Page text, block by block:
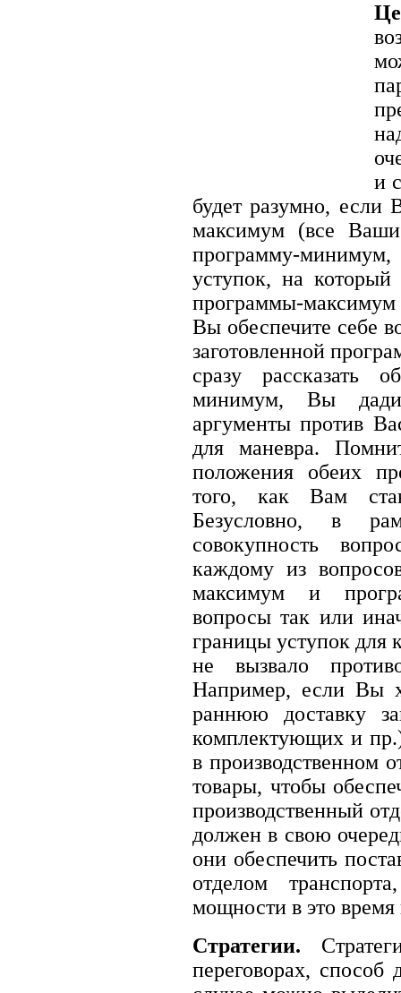
и
будет разумно, если
максимум (все
программу-
уступок, на
программы-
Вы обеспечите себе
заготовленной
сразу рассказать
минимум, Вы
аргументы против
для маневра.
положения обеих
того, как Вам
Безусловно, в
совокупность
каждому из
максимум и
вопросы так или
границы уступок для
не вызвало
Например, если Вы
раннюю доставку
комплектующих и
в производственном
товары, чтобы
производственный
должен в свою
они обеспечить
отделом
мощности в это время
Стратегии.
переговорах,